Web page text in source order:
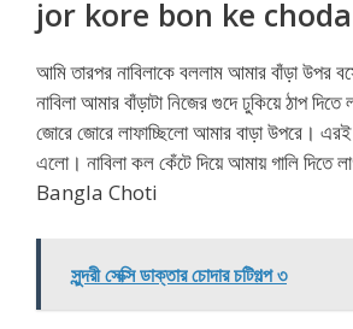
jor kore bon ke choda
আমি তারপর নাবিলাকে বললাম আমার বাঁড়া উপর
নাবিলা আমার বাঁড়াটা নিজের গুদে ঢুকিয়ে ঠাপ
জোরে জোরে লাফাচ্ছিলো আমার বাড়া উপরে।
এলো। নাবিলা কল কেঁটে দিয়ে আমায় গালি
Bangla Choti
সুন্দরী সেক্সি ডাক্তার চোদার চটিগল্প ৩